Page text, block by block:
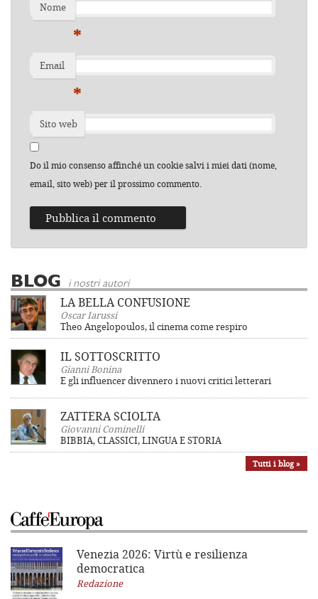
Nome
*
Email
*
Sito web
Do il mio consenso affinché un cookie salvi i miei dati (nome,
email, sito web) per il prossimo commento.
BLOG i nostri autori
LA BELLA CONFUSIONE
Oscar Iarussi
Theo Angelopoulos, il cinema come respiro
IL SOTTOSCRITTO
Gianni Bonina
E gli influencer divennero i nuovi critici letterari
ZATTERA SCIOLTA
Giovanni Cominelli
BIBBIA, CLASSICI, LINGUA E STORIA
Tutti i blog »
Venezia 2026: Virtù e resilienza
democratica
Redazione